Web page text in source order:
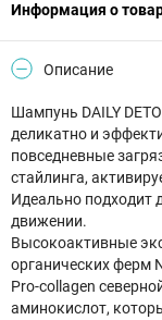
Информация о
Описание
Шампунь DAILY
деликатно и
повседневные
стайлинга,
Идеально подходит
движении.
Высокоактивные
органических ферм
Pro-collagen
аминокислот,